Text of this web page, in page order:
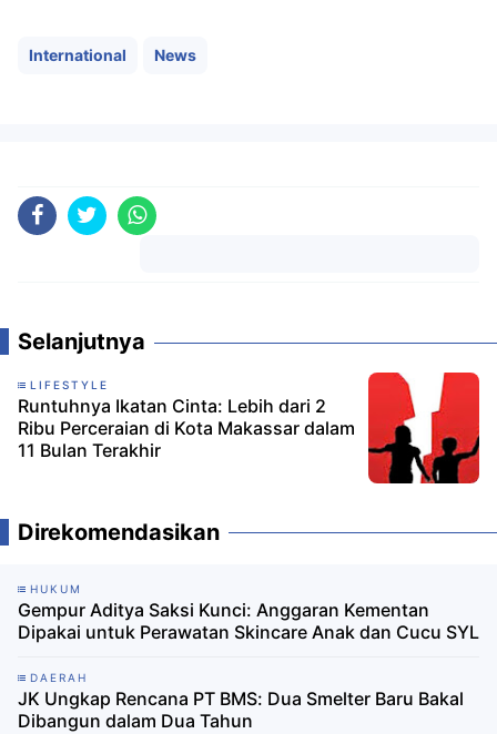
International News
Selanjutnya
LIFESTYLE
Runtuhnya Ikatan Cinta: Lebih dari 2
Ribu Perceraian di Kota Makassar dalam
11 Bulan Terakhir
Direkomendasikan
HUKUM
Gempur Aditya Saksi Kunci: Anggaran Kementan
Dipakai untuk Perawatan Skincare Anak dan Cucu SYL
DAERAH
JK Ungkap Rencana PT BMS: Dua Smelter Baru Bakal
Dibangun dalam Dua Tahun